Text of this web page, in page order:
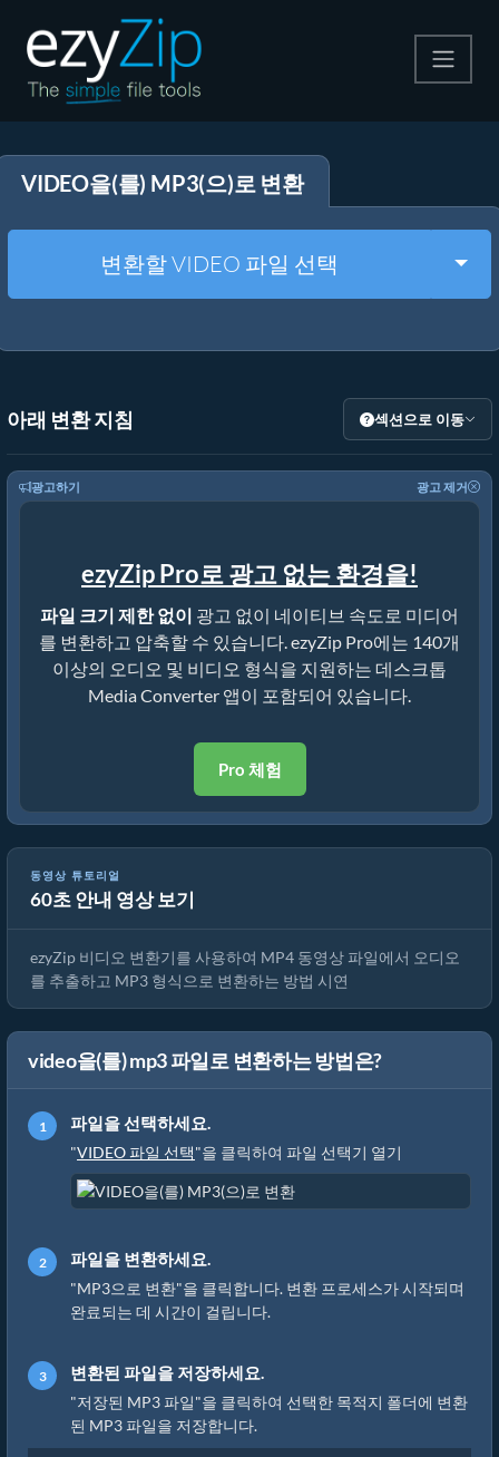
압축 해제
기타 도구
VIDEO을(를) MP3(으)로 변환
변환할 VIDEO 파일 선택
아래 변환 지침 섹션으로 이동
광고하기 광고 제거
ezyZip Pro로 광고 없는 환경을!
파일 크기 제한 없이 광고 없이 네이티브 속도로 미디어
를 변환하고 압축할 수 있습니다. ezyZip Pro에는 140개
이상의 오디오 및 비디오 형식을 지원하는 데스크톱
Media Converter 앱이 포함되어 있습니다.
Pro 체험
동영상 튜토리얼
60초 안내 영상 보기
MP4를 MP3로 온라인 무료 변환하는 방법
ezyZip 비디오 변환기를 사용하여 MP4 동영상 파일에서 오디오
를 추출하고 MP3 형식으로 변환하는 방법 시연
video을(를) mp3 파일로 변환하는 방법은?
파일을 선택하세요.
"VIDEO 파일 선택"을 클릭하여 파일 선택기 열기
파일을 변환하세요.
"MP3으로 변환"을 클릭합니다. 변환 프로세스가 시작되며
완료되는 데 시간이 걸립니다.
변환된 파일을 저장하세요.
"저장된 MP3 파일"을 클릭하여 선택한 목적지 폴더에 변환
된 MP3 파일을 저장합니다.